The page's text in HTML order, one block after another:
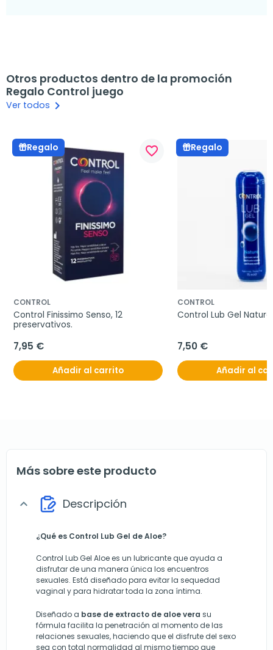
Otros productos dentro de la promoción
Regalo Control juego
Ver todos keyboard_arrow_right
Regalo favorite_border
CONTROL
Control Finissimo Senso, 12
preservativos.
7,95 €
Añadir al carrito
Regalo
CONTROL
Control Lub Gel
7,50 €
Añadir al
Más sobre este producto
expand_more Descripción
¿Qué es Control Lub Gel de Aloe?
Control Lub Gel Aloe es un lubricante que ayuda a
disfrutar de una manera única los encuentros
sexuales. Está diseñado para evitar la sequedad
vaginal y para hidratar toda la zona íntima.
Diseñado a base de extracto de aloe vera su
fórmula facilita la penetración al momento de las
relaciones sexuales, haciendo que el disfrute del sexo
sea con total normalidad al mismo tiempo que